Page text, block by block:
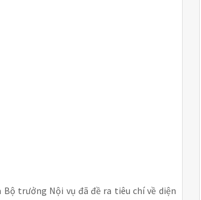
trưởng Nội vụ đã đề ra tiêu chí về diện